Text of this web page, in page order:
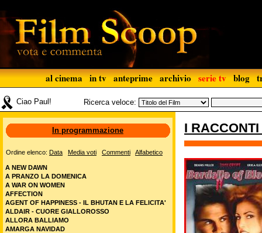
al cinema in tv anteprime archivio serie tv blog
Ciao Paul! Ricerca veloce:
I
In programmazione
Ordine elenco: Data Media voti Commenti Alfabetico
A NEW DAWN
A PRANZO LA DOMENICA
A WAR ON WOMEN
AFFECTION
AGENT OF HAPPINESS - IL BHUTAN E LA FELICITA'
ALDAIR - CUORE GIALLOROSSO
ALLORA BALLIAMO
AMARGA NAVIDAD